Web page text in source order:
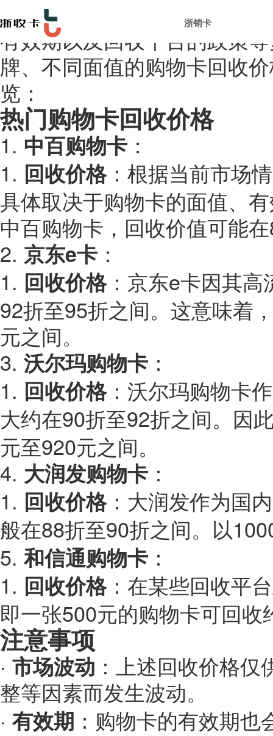
浙销卡
在探讨各类购物卡的回收价
有效期以及回收平台的政策
牌、不同面值的购物卡回收
览：
热门购物卡回收价格
1. 中百购物卡 ：
1. 回收价格：根据当前市场
具体取决于购物卡的面值、
中百购物卡，回收价值可能
2. 京东e卡 ：
1. 回收价格：京东e卡因其高
92折至95折之间。这意味着
元之间。
3. 沃尔玛购物卡 ：
1. 回收价格：沃尔玛购物卡
大约在90折至92折之间。因
元至920元之间。
4. 大润发购物卡 ：
1. 回收价格：大润发作为国
般在88折至90折之间。以
5. 和信通购物卡 ：
1. 回收价格：在某些回收平
即一张500元的购物卡可回
注意事项
· 市场波动 ：上述回收价格
整等因素而发生波动。
· 有效期 ：购物卡的有效期